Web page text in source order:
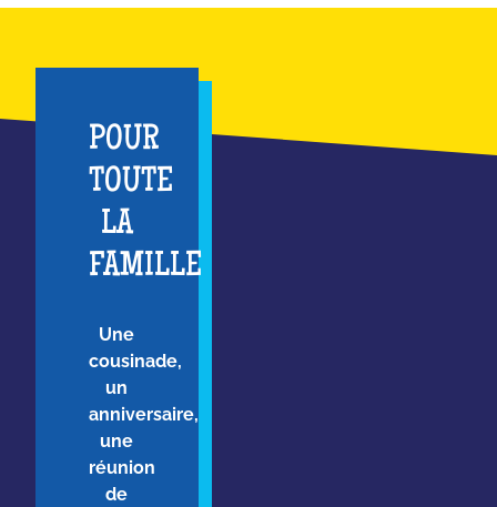
POUR
TOUTE
LA
FAMILLE
Une
cousinade,
un
anniversaire,
une
réunion
de